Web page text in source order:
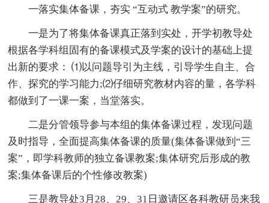
一落实集体备课，夯实 “互动式 教学案”的研究。
一是为了将集体备课真正落到实处，开学初教导处
根据各学科组固有的备课模式及学案的设计的基础上提
出新的要求： ⑴以问题导引为主线，引导学生自主、合
作、探究的学习能力;⑵仔细研究教材内容的量，各学科
都做到了一课一案，当堂落实。
二是分管领导参与本组的集体备课过程，发现问题
及时指导，全面提高集体备课的质量(集体备课做到“三
案”，即学科教师的独立备课教案;集体研究后形成的教
案;集体备课后的个性修改教案)
三是教导处3月28、29、31日邀请区各科教研员来我